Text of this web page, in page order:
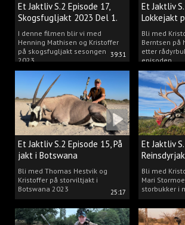
39:31
Et Jaktliv S.2 Episode 17,
Skogsfugljakt 2023 Del 1.
I denne filmen blir vi med
Henning Mathisen og Kristoffer
på skogsfugljakt sesongen
2023.
Et Jaktliv
Lokkejakt
Bli med
Berntsen på
etter
episoden.
25:17
Et Jaktliv S.2 Episode 15, På
jakt i Botswana
Bli med Thomas Hestvik og
Kristoffer på storviltjakt i
Botswana 2023
Et Jaktliv
storbukker.
Bli med
Mari
storbukker i